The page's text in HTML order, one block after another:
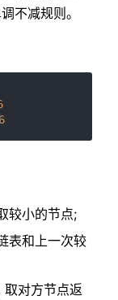
不减规则。
6
较小的节点;
表和上一次较
取对方节点返